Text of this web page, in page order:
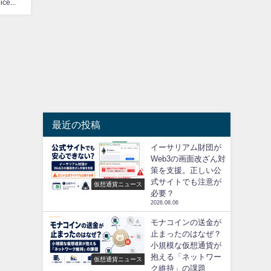
最近の投稿
仮想通貨ニュース
イーサリアム財団が
Web3の画面改ざん対
策を支援。正しい公
式サイトでも注意が
必要？
2026.08.06
仮想通貨ニュース
モナコインの送金が
止まったのはなぜ？
小規模な仮想通貨が
抱える「ネットワー
ク維持」の課題